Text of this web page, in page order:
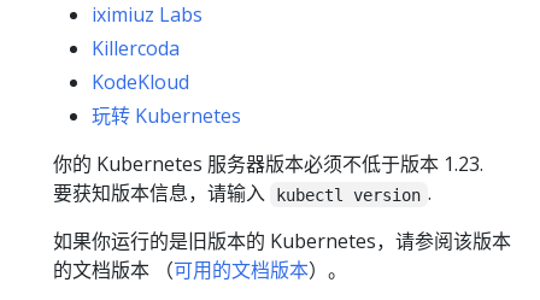
iximiuz Labs
Killercoda
KodeKloud
玩转 Kubernetes
你的 Kubernetes 服务器版本必须不低于版本 1.23.
要获知版本信息，请输入
kubectl version .
如果你运行的是旧版本的 Kubernetes，请参阅该版本
的文档版本 （可用的文档版本）。